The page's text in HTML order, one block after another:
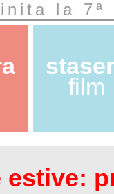
la 7ª
film
estive: